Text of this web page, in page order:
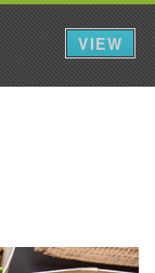
VIEW